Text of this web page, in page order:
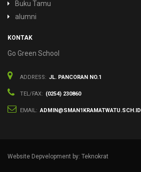
Buku Tamu
alumni
KONTAK
Go Green School
ADDRESS: JL. PANCORAN NO.1
TEL/FAX: (0254) 230860
EMAIL: ADMIN@SMAN1KRAMATWATU.SCH.ID
Website Depvelopment by: Teknokrat